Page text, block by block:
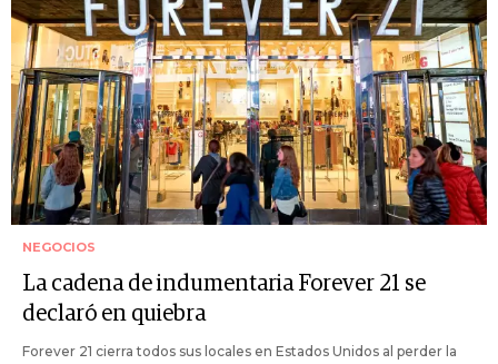
NEGOCIOS
La cadena de indumentaria Forever 21 se
declaró en quiebra
Forever 21 cierra todos sus locales en Estados Unidos al perder la